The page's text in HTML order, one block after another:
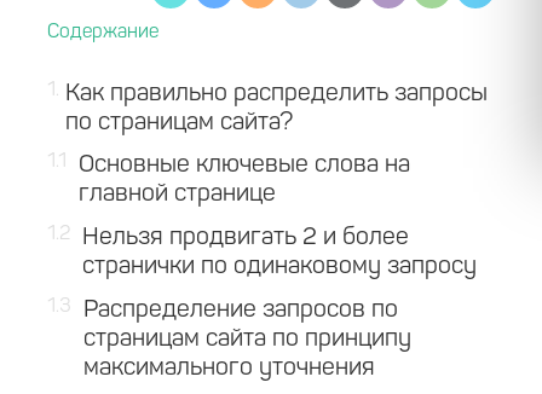
1
Как правильно распределить запросы
по страницам сайта?
1.1
Основные ключевые слова на
главной странице
1.2
Нельзя продвигать 2 и более
странички по одинаковому запросу
1.3
Распределение запросов по
страницам сайта по принципу
максимального уточнения